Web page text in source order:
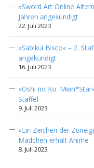
»Sword Art Online
Jahren angekündigt
22. Juli 2023
»Sabikui Bisco« – 2.
angekündigt
16. Juli 2023
»Oshi no Ko:
Staffel
9. Juli 2023
»Ein Zeichen der
Mädchen erhält Anime
8. Juli 2023